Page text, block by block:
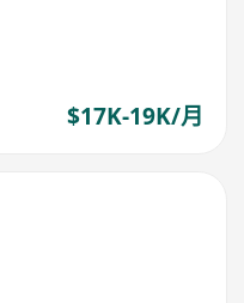
$17K-19K/月